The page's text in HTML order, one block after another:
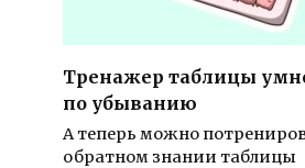
Тренажер таблицы
по убыванию
А теперь можно
обратном знании таблицы